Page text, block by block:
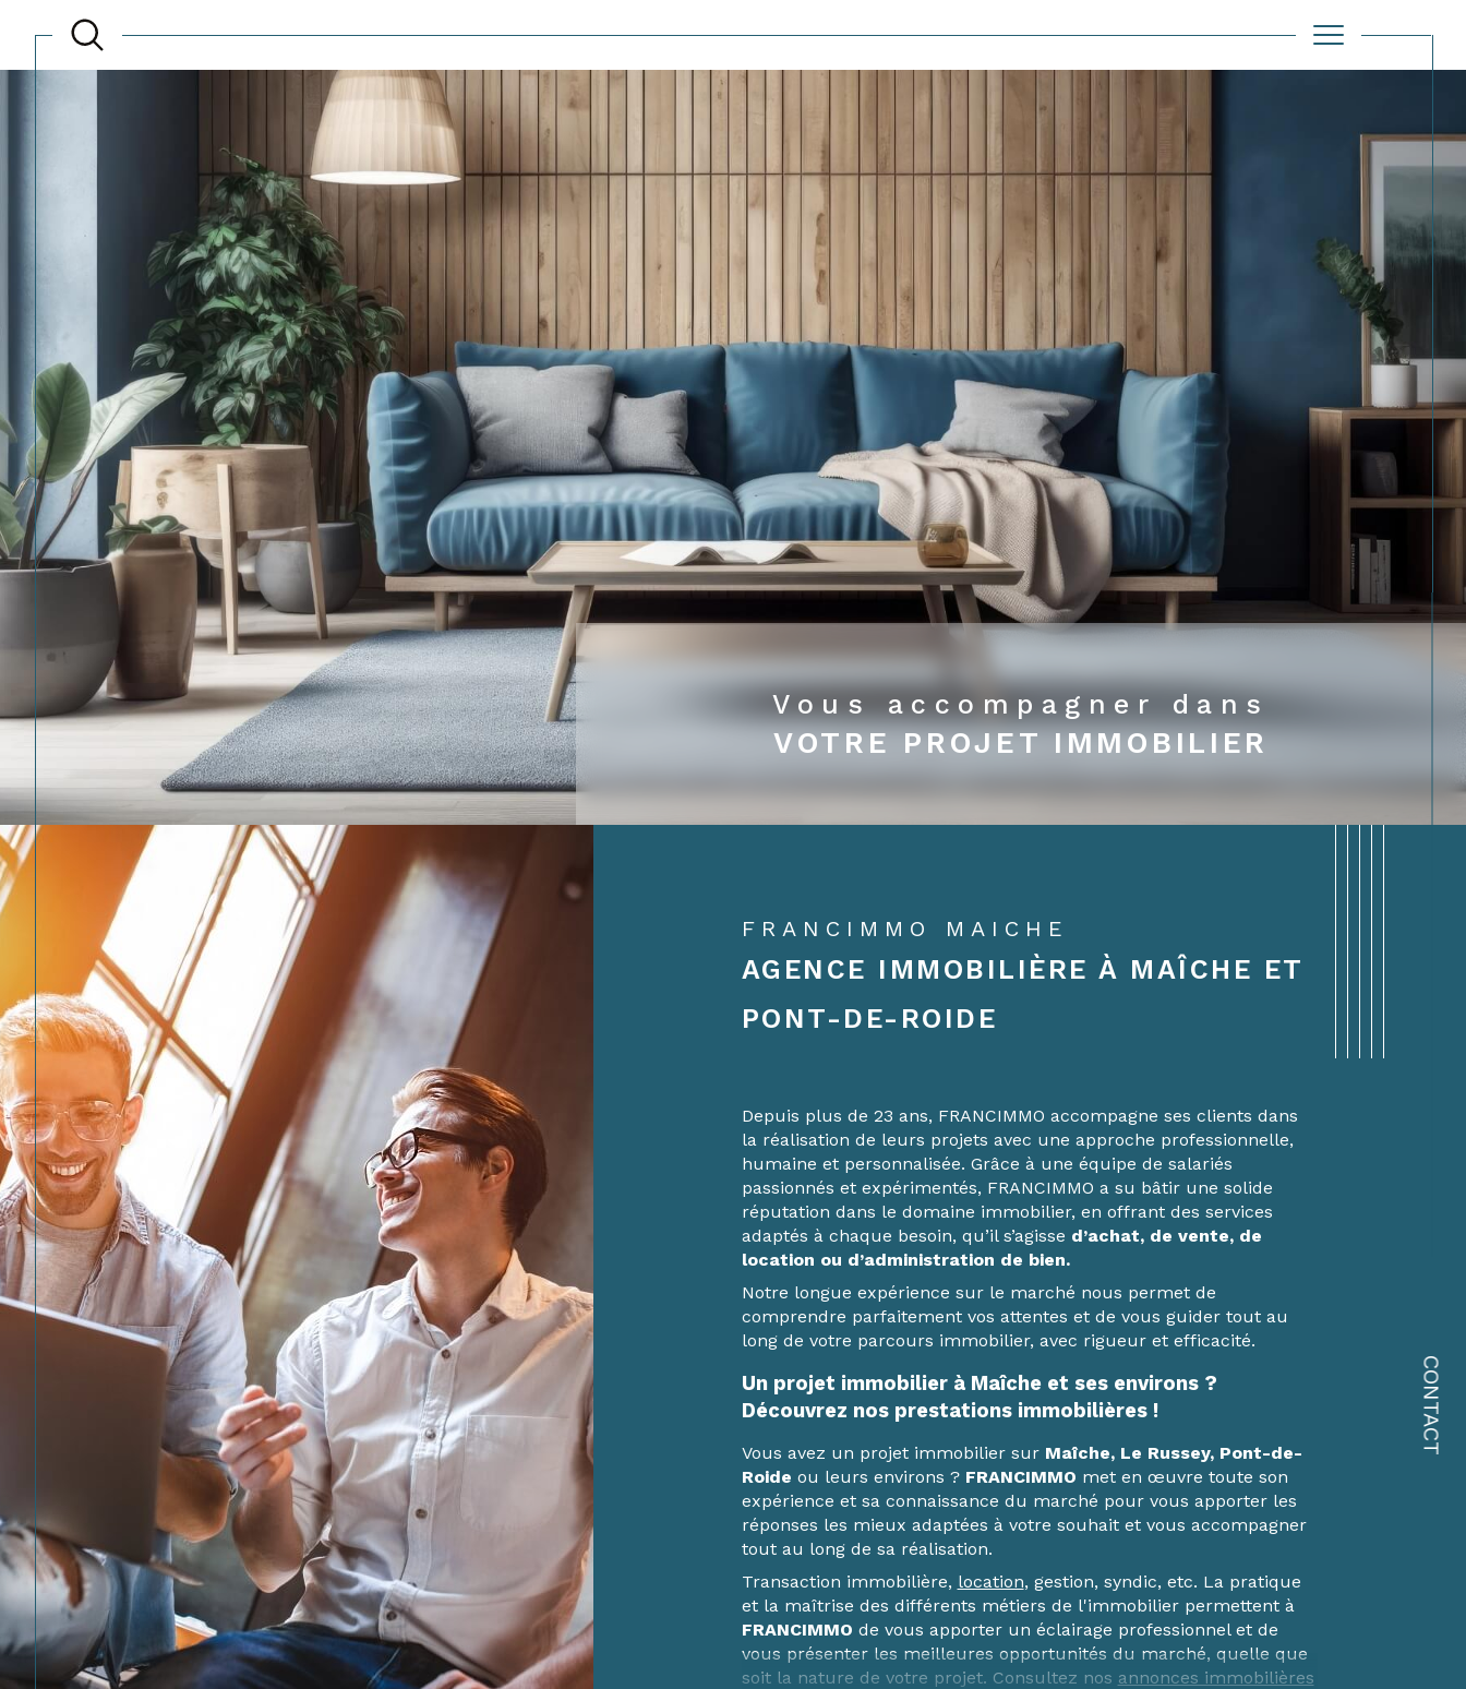
CONTACT
Acheter
de l'ancien
de l'ancien
du neuf
de l'immo pro
Louer
à l'année
TYPE DE BIEN
Voir les62annonces
Réinitialiser les filtres
Vous accompagner dans
VOTRE PROJET IMMOBILIER
FRANCIMMO MAICHE
AGENCE IMMOBILIÈRE À MAÎCHE ET
PONT-DE-ROIDE
Depuis plus de 23 ans, FRANCIMMO accompagne ses clients dans
la réalisation de leurs projets avec une approche professionnelle,
humaine et personnalisée. Grâce à une équipe de salariés
passionnés et expérimentés, FRANCIMMO a su bâtir une solide
réputation dans le domaine immobilier, en offrant des services
adaptés à chaque besoin, qu’il s’agisse d’achat, de vente, de
location ou d’administration de bien.
Notre longue expérience sur le marché nous permet de
comprendre parfaitement vos attentes et de vous guider tout au
long de votre parcours immobilier, avec rigueur et efficacité.
Un projet immobilier à Maîche et ses environs ?
Découvrez nos prestations immobilières !
Vous avez un projet immobilier sur Maîche, Le Russey, Pont-de-
Roide ou leurs environs ? FRANCIMMO met en œuvre toute son
expérience et sa connaissance du marché pour vous apporter les
réponses les mieux adaptées à votre souhait et vous accompagner
tout au long de sa réalisation.
Transaction immobilière, location, gestion, syndic, etc. La pratique
et la maîtrise des différents métiers de l'immobilier permettent à
FRANCIMMO de vous apporter un éclairage professionnel et de
vous présenter les meilleures opportunités du marché, quelle que
soit la nature de votre projet. Consultez nos annonces immobilières